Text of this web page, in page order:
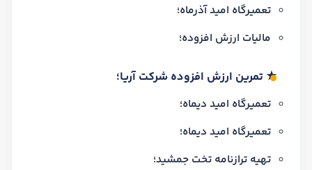
تعمیرگاه امید آذرماه؛
مالیات ارزش افزوده؛
★ تمرین ارزش افزوده شرکت آریا؛
تعمیرگاه امید دیماه؛
تعمیرگاه امید دیماه؛
تهیه ترازنامه تخت جمشید؛